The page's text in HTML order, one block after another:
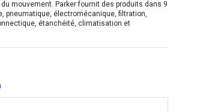
mouvement. Parker fournit des produits dans 9
pneumatique, électromécanique, filtration,
étanchéité, climatisation et